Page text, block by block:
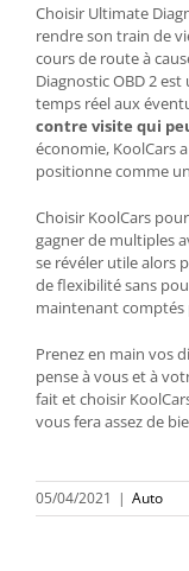
Choisir Ultimate
rendre son train de
cours de route à
Diagnostic OBD 2
temps réel aux
contre visite qui
économie, KoolCars
positionne comme
Choisir KoolCars
gagner de multiples
se révéler utile alors
de flexibilité sans
maintenant comptés
Prenez en main vos
pense à vous et à
fait et choisir
vous fera assez de
05/04/2021 | Auto